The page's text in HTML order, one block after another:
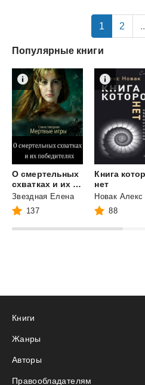
1 2
Популярные книги
О смертельных
схватках и их победителях
Звездная Елена
137
Книга
нет
Новак Алекс
88
Книги
Жанры
Авторы
Правообладателям